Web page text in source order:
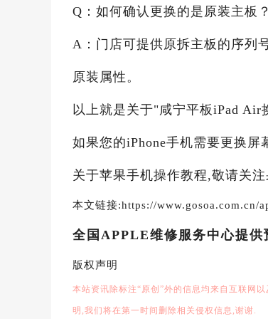
Q：如何确认更换的是原装主板？
A：门店可提供原拆主板的序列
原装属性。
以上就是关于"咸宁平板iPad Air
如果您的iPhone手机需要更换
关于苹果手机操作教程,敬请关
本文链接:https://www.gosoa.com.cn/
全国APPLE维修服务中心提
版权声明
本站资讯除标注“原创”外的信息均来自互联网
明,我们将在第一时间删除相关侵权信息,谢谢.